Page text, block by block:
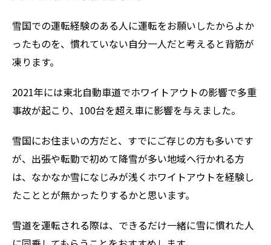
雪国での運転経験のある人に運転をお願いしたからよか
ったものを、慣れていない自分一人だと考えると背筋が
凍ります。
2021年には東北自動車道でホワイトアウトの影響で多重
事故が起こり、100台を超え車に影響を与えました。
雪国にお住まいの方だと、すでにご存じの方も多いです
が、出張や転勤で初めて降雪が多い地域へ行かれる方
は、なかなか雪になじみが浅くホワイトアウトを経験し
たこととが無かったりするかと思います。
雪道を運転される際は、できるだけ一緒に雪に慣れた人